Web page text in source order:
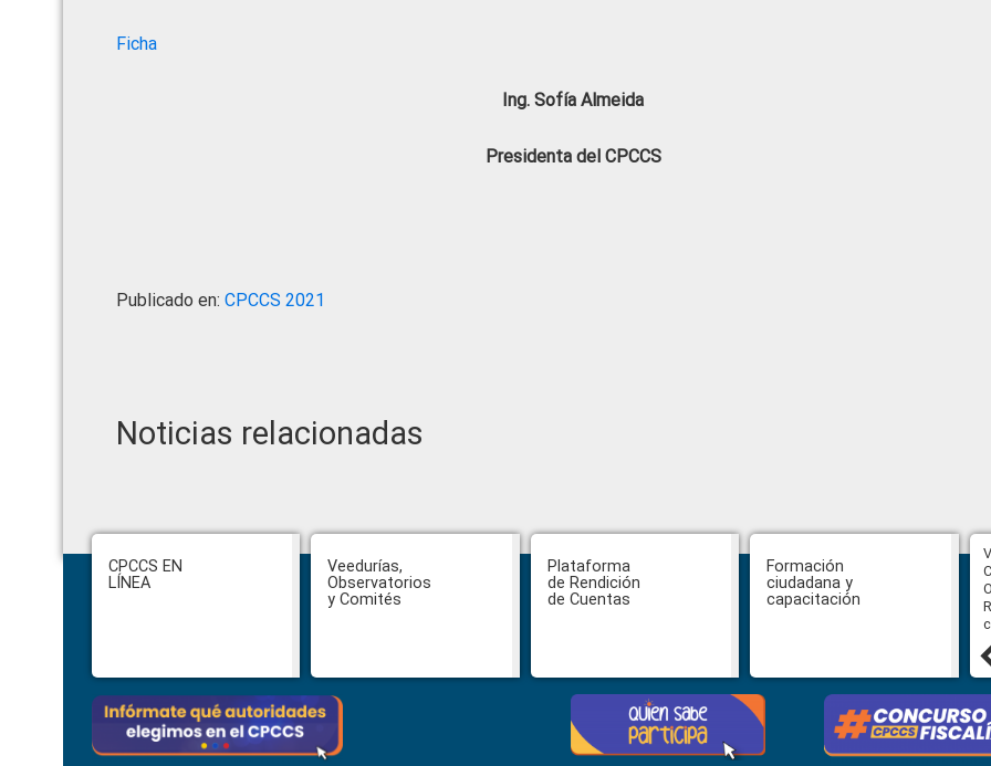
Ficha
Ing. Sofía Almeida
Presidenta del CPCCS
Publicado en: CPCCS 2021
Noticias relacionadas
Footer
CPCCS EN
LÍNEA
Veedurías,
Observatorios
y Comités
Plataforma
de Rendición
de Cuentas
Formación
ciudadana y
capacitación
CPCCS aprueba convocatoria a
Veeduría para designación de la
autoridad de la SOT